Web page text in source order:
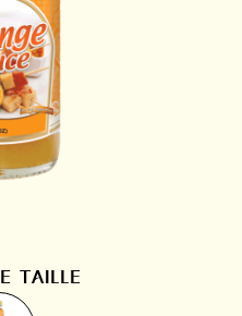
TAILLE